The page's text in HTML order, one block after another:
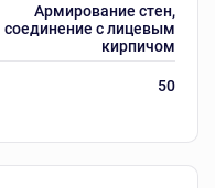
Армирование стен,
соединение с лицевым
кирпичом
50